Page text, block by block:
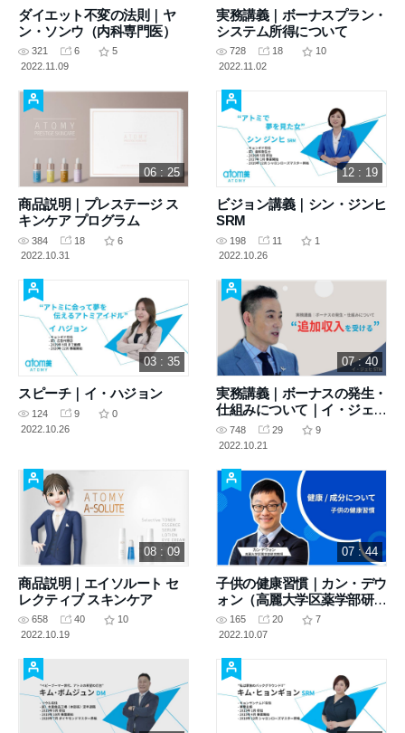
ダイエット不変の法則｜ヤ
ン・ソンウ（内科専門医）
321 6
5
2022.11.09
実務講義｜ボーナスプラン・
システム所得について
728 18
10
2022.11.02
06 : 25
商品説明｜プレステージ ス
キンケア プログラム
384 18
6
2022.10.31
12 : 19
ビジョン講義｜シン・ジンヒ
SRM
198 11
1
2022.10.26
03 : 35
スピーチ｜イ・ハジョン
124 9
0
2022.10.26
07 : 40
実務講義｜ボーナスの発生・
仕組みについて｜イ・ジェヒ
STM
748 29
9
2022.10.21
08 : 09
商品説明｜エイソルート セ
レクティブ スキンケア
658 40
10
2022.10.19
07 : 44
子供の健康習慣｜カン・デウ
ォン（高麗大学区薬学部研究
教授）
165 20
7
2022.10.07